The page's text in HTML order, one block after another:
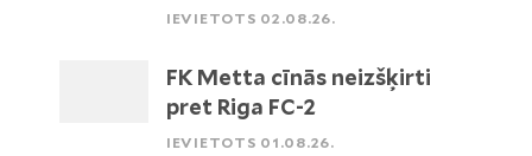
IEVIETOTS 02.08.26.
FK Metta cīnās neizšķirti
pret Riga FC-2
IEVIETOTS 01.08.26.